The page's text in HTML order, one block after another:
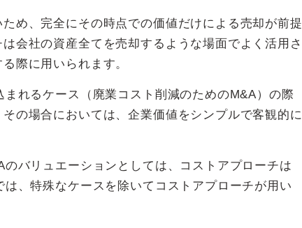
め、完全にその時点での価値だけによる売却が前提
会社の資産全てを売却するような場面でよく活用さ
際に用いられます。
れるケース（廃業コスト削減のためのM&A）の際
の場合においては、企業価値をシンプルで客観的に
バリュエーションとしては、コストアプローチは
、特殊なケースを除いてコストアプローチが用い